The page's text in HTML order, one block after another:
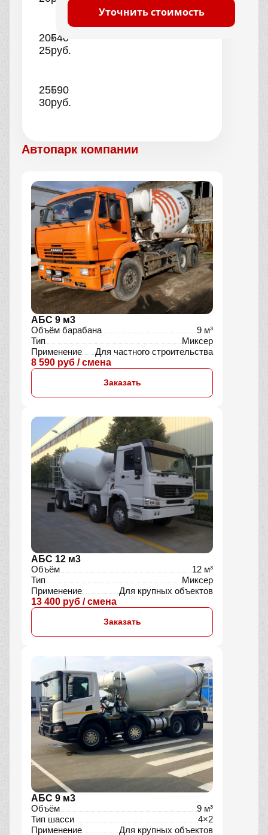
20-
25
540
руб.
25-
30
590
руб.
Уточнить стоимость
Автопарк компании
АБС 9 м3
Объём барабана
9 м³
Тип
Миксер
Применение
Для частного строительства
8 590 руб / смена
Заказать
АБС 12 м3
Объём
12 м³
Тип
Миксер
Применение
Для крупных объектов
13 400 руб / смена
Заказать
АБС 9 м3
Объём
9 м³
Тип шасси
4×2
Применение
Для крупных объектов